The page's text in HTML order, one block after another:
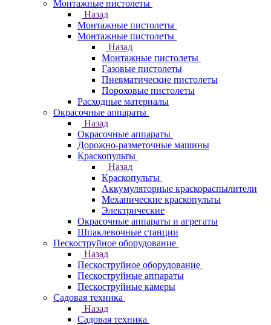
Монтажные пистолеты
Назад
Монтажные пистолеты
Монтажные пистолеты
Назад
Монтажные пистолеты
Газовые пистолеты
Пневматические пистолеты
Пороховые пистолеты
Расходные материалы
Окрасочные аппараты
Назад
Окрасочные аппараты
Дорожно-разметочные машины
Краскопульты
Назад
Краскопульты
Аккумуляторные краскораспылители
Механические краскопульты
Электрические
Окрасочные аппараты и агрегаты
Шпаклевочные станции
Пескоструйное оборудование
Назад
Пескоструйное оборудование
Пескоструйные аппараты
Пескоструйные камеры
Садовая техника
Назад
Садовая техника